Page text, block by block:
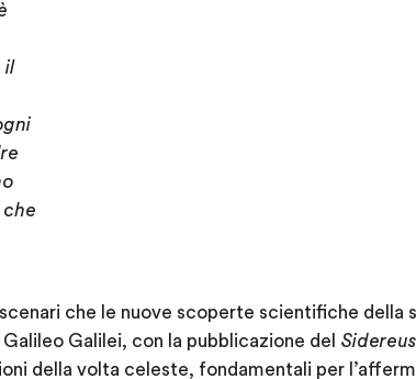
il
che le nuove scoperte scientifiche della
Galilei, con la pubblicazione del
della volta celeste, fondamentali per